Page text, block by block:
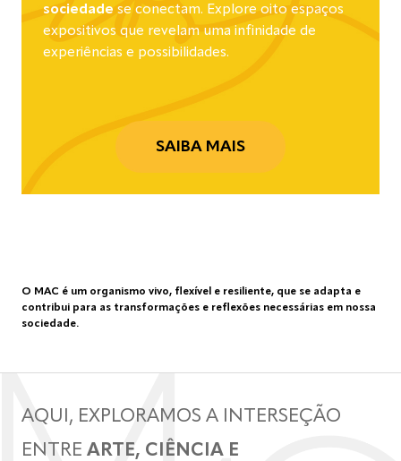
sociedade se conectam. Explore oito espaços
expositivos que revelam uma infinidade de
experiências e possibilidades.
SAIBA MAIS
O MAC é um organismo vivo, flexível e resiliente, que se adapta e
contribui para as transformações e reflexões necessárias em nossa
sociedade.
AQUI, EXPLORAMOS A INTERSEÇÃO
ENTRE ARTE, CIÊNCIA E